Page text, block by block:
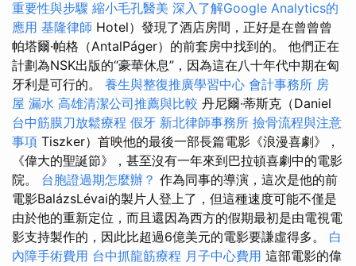
重要性與步驟 縮小毛孔醫美 深入了解Google Analytics的
應用 基隆律師 Hotel）發現了酒店房間，正好是在曾曾曾
帕塔爾·帕格（AntalPáger）的前套房中找到的。 他們正在
計劃為NSK出版的“豪華休息”，因為這在八十年代中期在匈
牙利是可行的。 養生與整復推廣學習中心 會計事務所 房
屋 漏水 高雄清潔公司推薦與比較 丹尼爾·蒂斯克（Daniel
台中筋膜刀放鬆療程 假牙 新北律師事務所 撿骨流程與注意
事項 Tiszker）首映他的最後一部長篇電影《浪漫喜劇》，
《偉大的聖誕節》，甚至沒有一年來到巴拉頓喜劇中的電影
院。 台胞證過期怎麼辦？ 作為同事的導演，這次是他的前
電影BalázsLévai的製片人登上了，但這種速度可能不僅是
由於他的重新定位，而且還因為西方的假期最初是由電視電
影支持製作的，因此比超過6億美元的電影要謙虛得多。 白
內障手術費用 台中抓龍筋療程 月子中心費用 這部電影的偉